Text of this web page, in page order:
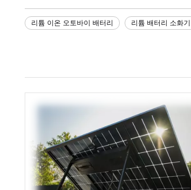
리튬 이온 오토바이 배터리 리튬 배터리 소화기​